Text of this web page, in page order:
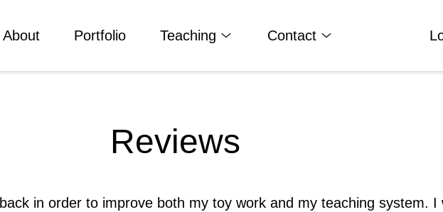
About Portfolio Teaching Contact
Reviews
in order to improve both my toy work and my teaching system. I